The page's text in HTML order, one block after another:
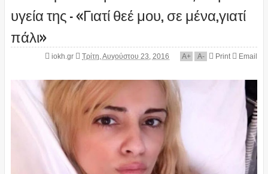
υγεία της – «Γιατί θεέ μου, σε μένα,γιατί
πάλι»
iokh.gr Τρίτη, Αυγούστου 23, 2016 A+ A- Print Email